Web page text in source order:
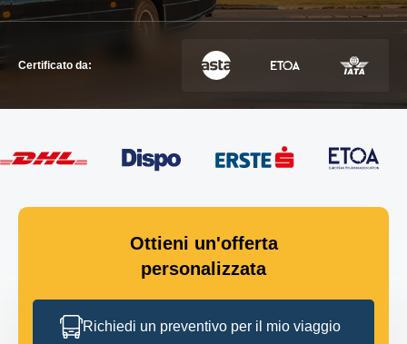
Certificato da:
Ottieni un'offerta
personalizzata
Richiedi un preventivo per il mio viaggio